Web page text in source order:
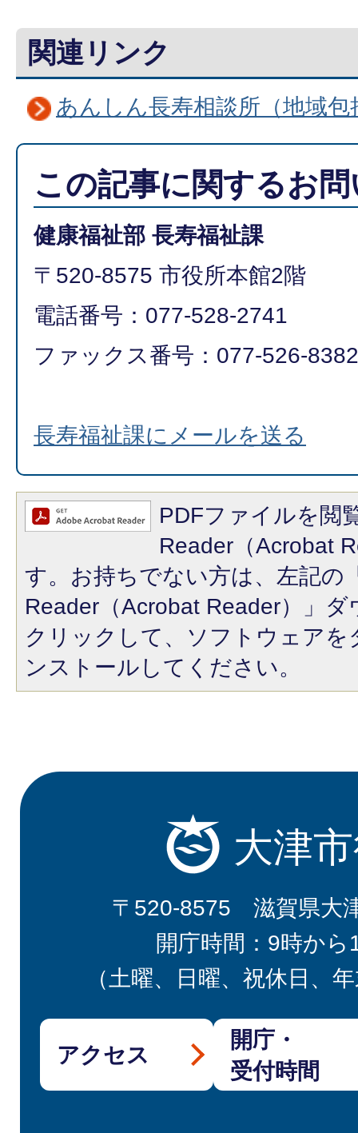
関連リンク
あんしん長寿相談所（地域
この記事に関するお
健康福祉部 長寿福祉課
〒520-8575 市役所本館2階
電話番号：077-528-2741
ファックス番号：077-526-8382
長寿福祉課にメールを送る
PDFファイルを閲
Reader（Acrobat
す。お持ちでない方は、左記の
Reader（Acrobat Reader）」
クリックして、ソフトウェア
ンストールしてください。
大津
〒520-8575 滋賀県大
開庁時間：9時から
（土曜、日曜、祝休日、
アクセス
開庁・
受付時間